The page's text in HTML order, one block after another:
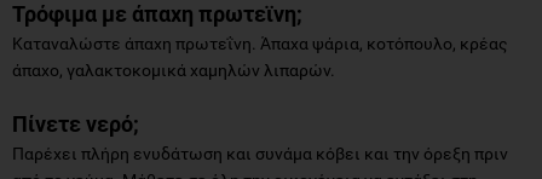
Τρόφιμα με άπαχη πρωτεϊνη;
Καταναλώστε άπαχη πρωτεΐνη. Άπαχα ψάρια, κοτόπουλο, κρέας
άπαχο, γαλακτοκομικά χαμηλών λιπαρών.
Πίνετε νερό;
Παρέχει πλήρη ενυδάτωση και συνάμα κόβει και την όρεξη πριν